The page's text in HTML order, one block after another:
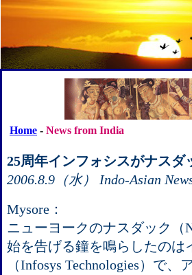
Home - News from India
25周年インフォシスがナスダ
2006.8.9（水） Indo-Asian
Mysore：
ニューヨークのナスダック（
始を告げる鐘を鳴らしたの
（Infosys Technologies）で